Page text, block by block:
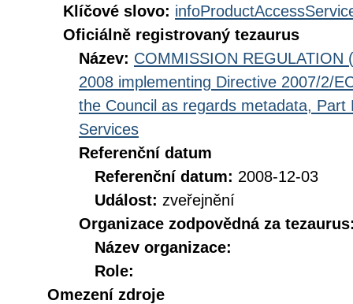
Klíčové slovo:
Oficiálně registrovaný tezaurus
Název: COMMISSION REGULATION
2008 implementing Directive 2007/2/
the Council as regards metadata,
Services
Referenční datum
Referenční datum: 2008-12-03
Událost: zveřejnění
Organizace zodpovědná za
Název organizace:
Role:
Omezení zdroje